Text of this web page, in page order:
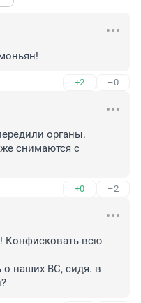
+2 –0
органы.
снимаются с
+0 –2
Конфисковать всю
наших ВС, сидя. в